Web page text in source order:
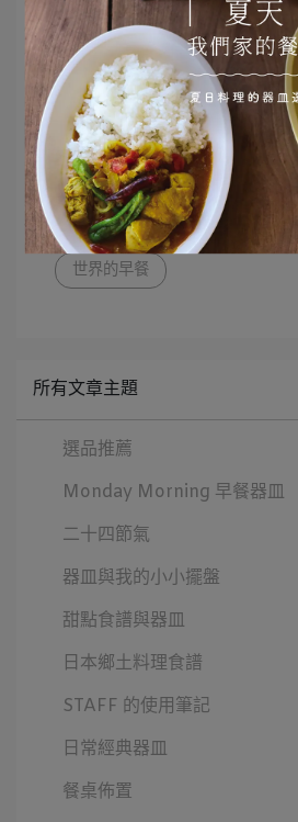
產）／
Grise刻紋缽S
／coup de bol歐
Pomponner 花型浮雕盤 24cm／
Charpente butter knife
文章分類 世界的早餐文化
世界的早餐
所有文章主題
選品推薦
Monday Morning 早餐器皿
二十四節氣
器皿與我的小小擺盤
甜點食譜與器皿
日本鄉土料理食譜
STAFF 的使用筆記
日常經典器皿
餐桌佈置